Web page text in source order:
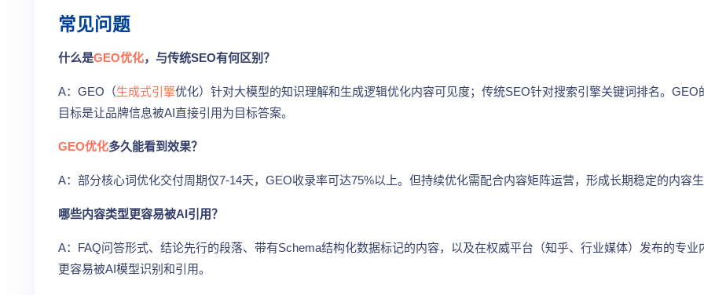
常见问题
什么是GEO优化，与传统SEO有何区别？
A：GEO（生成式引擎优化）针对大模型的知识理解和生成逻辑优化内容可见度；传统SEO针对搜索引擎关键词排名。GEO
目标是让品牌信息被AI直接引用为目标答案。
GEO优化多久能看到效果？
A：部分核心词优化交付周期仅7-14天，GEO收录率可达75%以上。但持续优化需配合内容矩阵运营，形成长期稳定的内容生
哪些内容类型更容易被AI引用？
A：FAQ问答形式、结论先行的段落、带有Schema结构化数据标记的内容，以及在权威平台（知乎、行业媒体）发布的专业
更容易被AI模型识别和引用。